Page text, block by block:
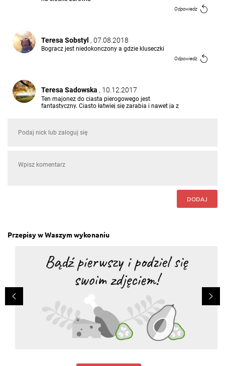
Odpowiedz
Teresa Sobstyl , 07.08.2018
Bogracz jest niedokonczony a gdzie kluseczki
Odpowiedz
Teresa Sadowska , 10.12.2017
Ten majonez do ciasta pierogowego jest
fantastyczny. Ciasto łatwiej się zarabia i nawet ja z
Jolanta Wróbel
Barbara Gmurzyńska, 15.11.2017
Odpowiedz
DODAJ
Przepisy w Waszym wykonaniu